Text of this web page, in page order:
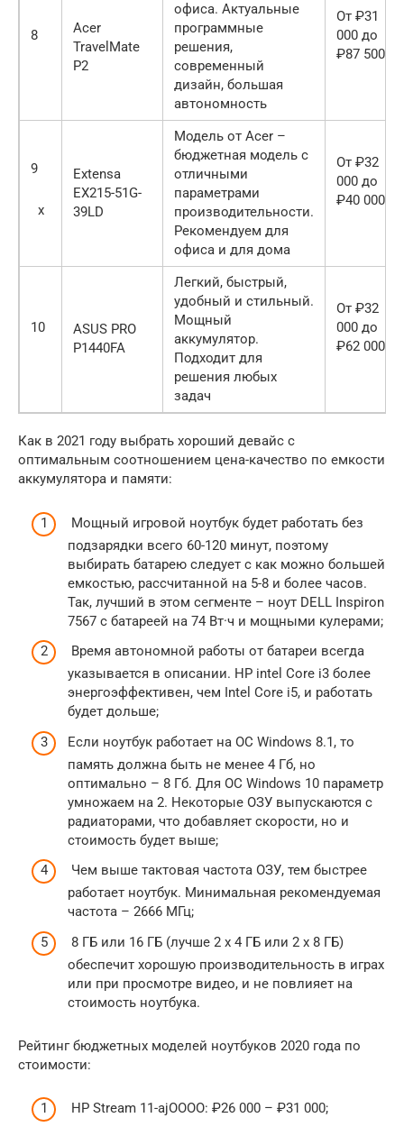
8
Acer
TravelMate
P2
офиса. Актуальные
программные
решения,
современный
дизайн, большая
автономность
От ₽31
000 до
₽87 500
9
x
Extensa
EX215-51G-
39LD
Модель от Acer –
бюджетная модель с
отличными
параметрами
производительности.
Рекомендуем для
офиса и для дома
От ₽32
000 до
₽40 000
10
ASUS PRO
P1440FA
Легкий, быстрый,
удобный и стильный.
Мощный
аккумулятор.
Подходит для
решения любых
задач
От ₽32
000 до
₽62 000
Как в 2021 году выбрать хороший девайс с
оптимальным соотношением цена-качество по емкости
аккумулятора и памяти:
Мощный игровой ноутбук будет работать без
подзарядки всего 60-120 минут, поэтому
выбирать батарею следует с как можно большей
емкостью, рассчитанной на 5-8 и более часов.
Так, лучший в этом сегменте – ноут DELL Inspiron
7567 с батареей на 74 Вт·ч и мощными кулерами;
Время автономной работы от батареи всегда
указывается в описании. HP intel Core i3 более
энергоэффективен, чем Intel Core i5, и работать
будет дольше;
Если ноутбук работает на ОС Windows 8.1, то
память должна быть не менее 4 Гб, но
оптимально – 8 Гб. Для ОС Windows 10 параметр
умножаем на 2. Некоторые ОЗУ выпускаются с
радиаторами, что добавляет скорости, но и
стоимость будет выше;
Чем выше тактовая частота ОЗУ, тем быстрее
работает ноутбук. Минимальная рекомендуемая
частота – 2666 МГц;
8 ГБ или 16 ГБ (лучше 2 х 4 ГБ или 2 х 8 ГБ)
обеспечит хорошую производительность в играх
или при просмотре видео, и не повлияет на
стоимость ноутбука.
Рейтинг бюджетных моделей ноутбуков 2020 года по
стоимости:
HP Stream 11-ajOOOO: ₽26 000 – ₽31 000;